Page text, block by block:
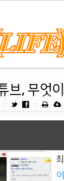
브, 무엇
:: ::